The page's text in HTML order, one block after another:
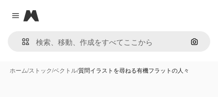
Close menu
Magnific
画像で
ホーム/ストック/ベクトル/質問イラストを尋ねる有機フラットの人々